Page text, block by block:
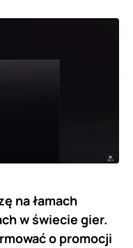
na łamach
w świecie gier.
o promocji